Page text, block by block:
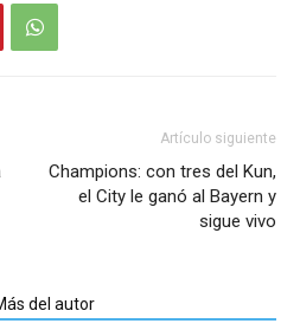
Artículo siguiente
Champions: con tres del Kun,
el City le ganó al Bayern y
sigue vivo
del autor